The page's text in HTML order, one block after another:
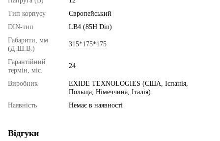
Тип корпусу
Європейський
DIN-тип
LB4 (85H Din)
Габарити, мм
(Д.Ш.В.)
315*175*175
Гарантійний
термін, міс.
24
Виробник
EXIDE TEXNOLOGIES (США, Іспанія,
Польща, Німеччина, Італія)
Наявність
Немає в наявності
Відгуки